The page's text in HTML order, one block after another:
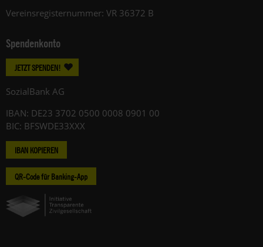
Vereinsregisternummer: VR 36372 B
Spendenkonto
JETZT SPENDEN!
SozialBank AG
IBAN: DE23 3702 0500 0008 0901 00
BIC: BFSWDE33XXX
IBAN KOPIEREN
QR-Code für Banking-App